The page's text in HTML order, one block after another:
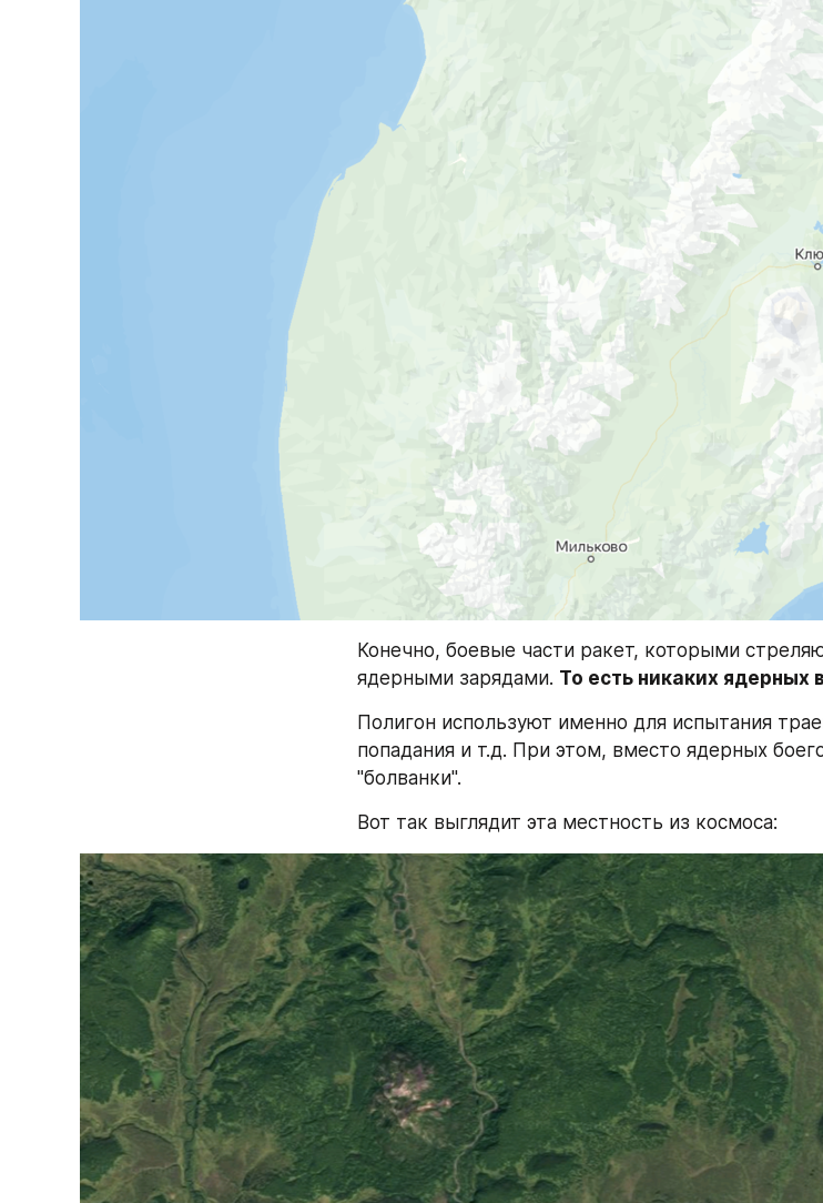
Конечно, боевые части ракет, которыми
ядерными зарядами. То есть никаких ядерных
Полигон используют именно для испытания
попадания и т.д. При этом, вместо ядерных
"болванки".
Вот так выглядит эта местность из космоса: